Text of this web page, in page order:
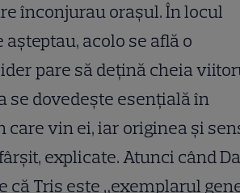
înconjurau orașul. În locul
acolo se află o
pare să deţină cheia
se dovedeşte esenţială în
care vin ei, iar originea şi
explicate. Atunci când
că Tris este „exemplarul